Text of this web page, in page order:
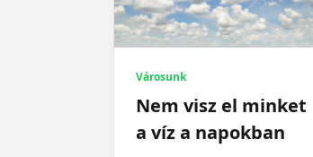
Városunk
Nem visz el minket
a víz a napokban